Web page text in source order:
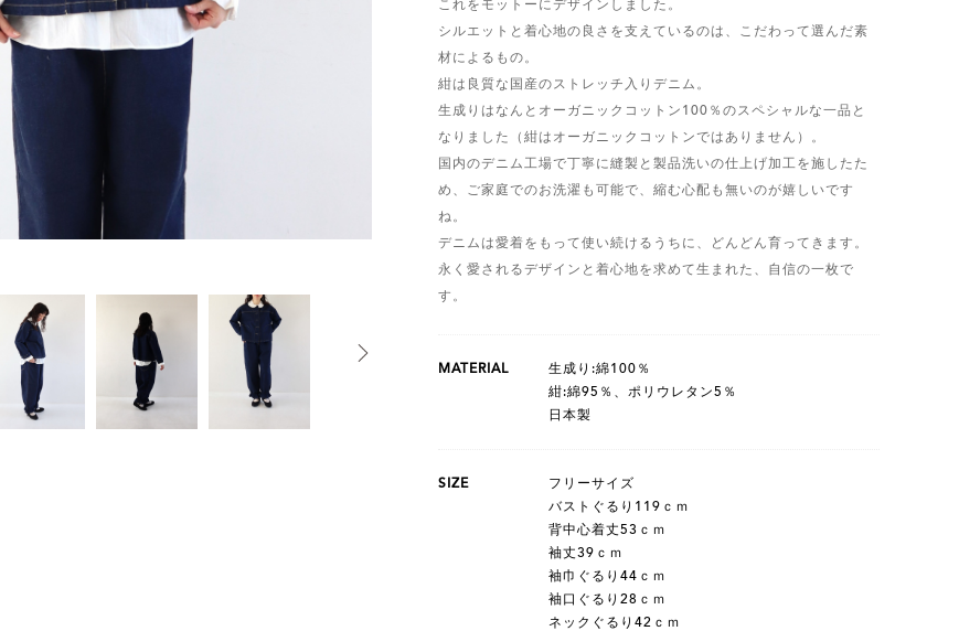
これをモットーにデザインしました。
シルエットと着心地の良さを支えているのは、こだわって選んだ素
材によるもの。
紺は良質な国産のストレッチ入りデニム。
生成りはなんとオーガニックコットン100％のスペシャルな一品と
なりました（紺はオーガニックコットンではありません）。
国内のデニム工場で丁寧に縫製と製品洗いの仕上げ加工を施したた
め、ご家庭でのお洗濯も可能で、縮む心配も無いのが嬉しいです
ね。
デニムは愛着をもって使い続けるうちに、どんどん育ってきます。
永く愛されるデザインと着心地を求めて生まれた、自信の一枚で
す。
MATERIAL
生成り:綿100％
紺:綿95％、ポリウレタン5％
日本製
SIZE
フリーサイズ
バストぐるり119ｃｍ
背中心着丈53ｃｍ
袖丈39ｃｍ
袖巾ぐるり44ｃｍ
袖口ぐるり28ｃｍ
ネックぐるり42ｃｍ